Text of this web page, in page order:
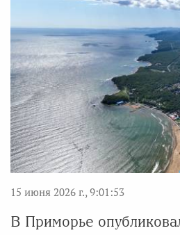
15 июня 2026 г., 9:01:53
В Приморье